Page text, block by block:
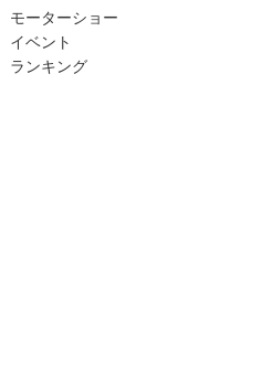
モーターショー
イベント
ランキング